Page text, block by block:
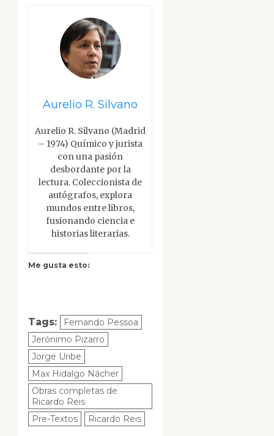
Aurelio R. Silvano
Aurelio R. Silvano (Madrid
– 1974) Químico y jurista
con una pasión
desbordante por la
lectura. Coleccionista de
autógrafos, explora
mundos entre libros,
fusionando ciencia e
historias literarias.
Me gusta esto:
Tags:
Fernando Pessoa
Jerónimo Pizarro
Jorge Uribe
Max Hidalgo Nácher
Obras completas de
Ricardo Reis
Pre-Textos
Ricardo Reis